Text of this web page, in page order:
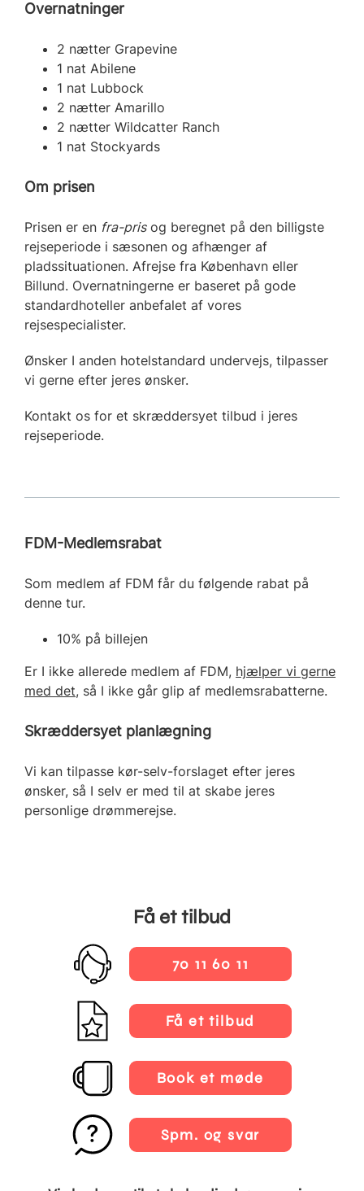
Overnatninger
2 nætter Grapevine
1 nat Abilene
1 nat Lubbock
2 nætter Amarillo
2 nætter Wildcatter Ranch
1 nat Stockyards
Om prisen
Prisen er en fra-prisog beregnet på den billigste
rejseperiode i sæsonen og afhænger af
pladssituationen. Afrejse fra København eller
Billund. Overnatningerne er baseret på gode
standardhoteller anbefalet af vores
rejsespecialister.
Ønsker I anden hotelstandard undervejs, tilpasser
vi gerne efter jeres ønsker.
Kontakt os for et skræddersyet tilbud i jeres
rejseperiode.
FDM-Medlemsrabat
Som medlem af FDM får du følgende rabat på
denne tur.
10% på billejen
Er I ikke allerede medlem af FDM, hjælper vi gerne
med det, så I ikke går glip af medlemsrabatterne.
Skræddersyet planlægning
Vi kan tilpasse kør-selv-forslaget efter jeres
ønsker, så I selv er med til at skabe jeres
personlige drømmerejse.
Få et tilbud
70 11 60 11
Få et tilbud
Book et møde
Spm. og svar